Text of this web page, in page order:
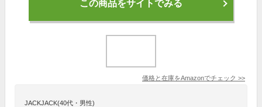
この商品をサイトでみる
価格と在庫をAmazonでチェック >>
JACKJACK(40代・男性)